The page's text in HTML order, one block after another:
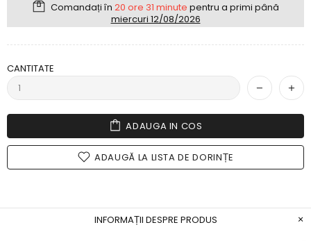
Comandați în 20 ore 31 minute pentru a primi până
miercuri 12/08/2026
CANTITATE
ADAUGA IN COS
ADAUGĂ LA LISTA DE DORINȚE
INFORMAȚII DESPRE PRODUS